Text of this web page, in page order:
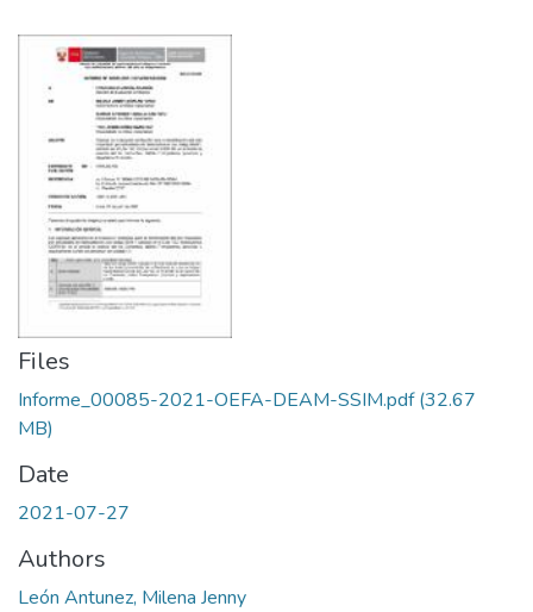
Files
Informe_00085-2021-OEFA-DEAM-SSIM.pdf(32.67
MB)
Date
2021-07-27
Authors
León Antunez, Milena Jenny